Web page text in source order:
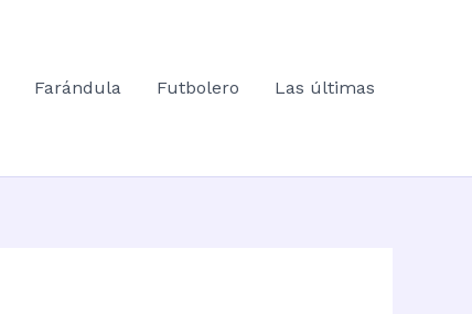
Farándula Futbolero Las últimas